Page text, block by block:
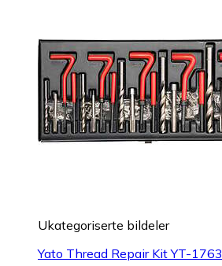
Ukategoriserte bildeler
Yato Thread Repair Kit YT-1763